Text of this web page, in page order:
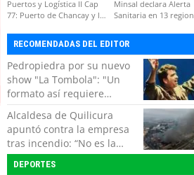
Puertos y Logística II Cap
77: Puerto de Chancay y la
Minsal declara Alerta
Sanitaria en 13
RECOMENDADAS DEL EDITOR
Pedropiedra por su nuevo
show "La Tombola": "Un
formato así requiere
interactuar con el público,
echar la talla y no tener
miedo a equivocarse"
Alcaldesa de Quilicura
apuntó contra la empresa
tras incendio: “No es la
primera vez, es la cuarta”
DEPORTES